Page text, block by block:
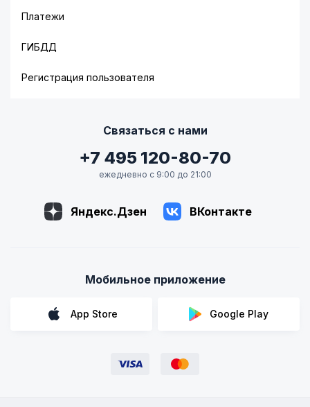
Платежи
ГИБДД
Регистрация пользователя
Связаться с нами
+7 495 120-80-70
ежедневно с 9:00 до 21:00
Яндекс.Дзен ВКонтакте
Мобильное приложение
App Store Google Play